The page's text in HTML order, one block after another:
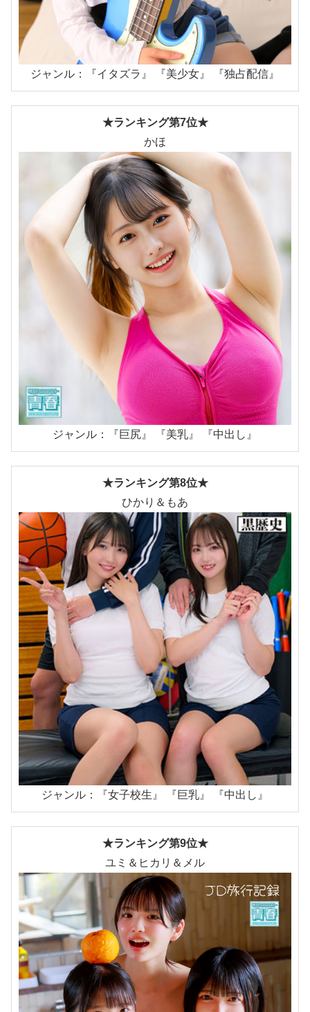
ジャンル：『イタズラ』 『美少女』 『独占配信』
★ランキング第7位★
かほ
ジャンル：『巨尻』 『美乳』 『中出し』
★ランキング第8位★
ひかり＆もあ
ジャンル：『女子校生』 『巨乳』 『中出し』
★ランキング第9位★
ユミ＆ヒカリ＆メル